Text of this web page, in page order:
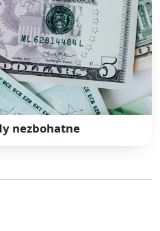
nezbohatne